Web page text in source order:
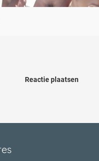
Reactie plaatsen